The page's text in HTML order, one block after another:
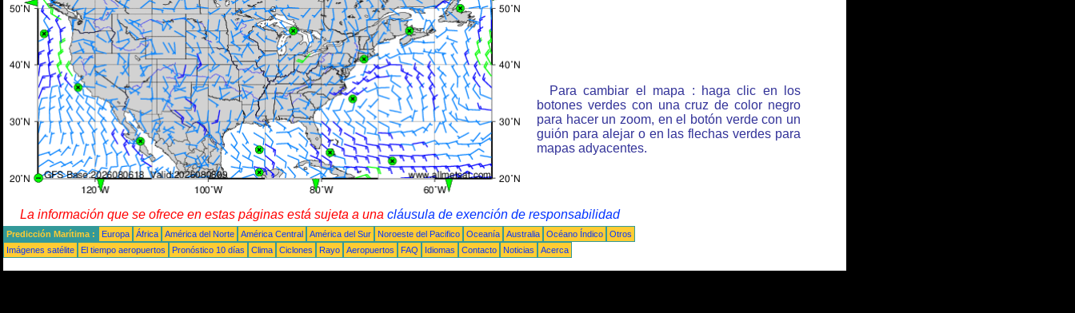
Para cambiar el mapa : haga clic en los
botones verdes con una cruz de color negro
para hacer un zoom, en el botón verde con un
guión para alejar o en las flechas verdes para
mapas adyacentes.
La información que se ofrece en estas páginas está sujeta a una cláusula de exención de responsabilidad
Predicción Marítima : Europa África América del Norte América Central América del Sur Noroeste del Pacifico Oceanía Australia Océano Índico
Otros
Imágenes satélite
El tiempo aeropuertos Pronóstico 10 días Clima Ciclones Rayo Aeropuertos FAQ Idiomas Contacto Noticias Acerca